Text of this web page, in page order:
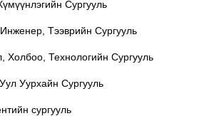
Сургууль
Тээврийн Сургууль
Технологийн Сургууль
Уурхайн Сургууль
сургууль